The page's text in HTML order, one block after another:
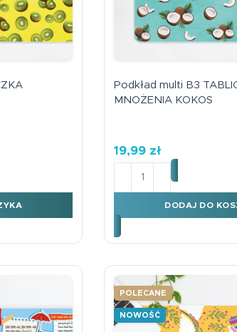
MNOŻENIA KIWI
Podkład multi B3
MNOŻENIA KOKOS
19,99 zł
ilość Podkład multi B3
DODAJ DO
POLECANE
NOWOŚĆ